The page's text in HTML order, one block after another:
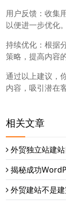
用户反馈：收集
以便进一步优化。
持续优化：根据
策略，提高内容
通过以上建议，
内容，吸引潜在
相关文章
外贸独立站建
揭秘成功
外贸建站不是